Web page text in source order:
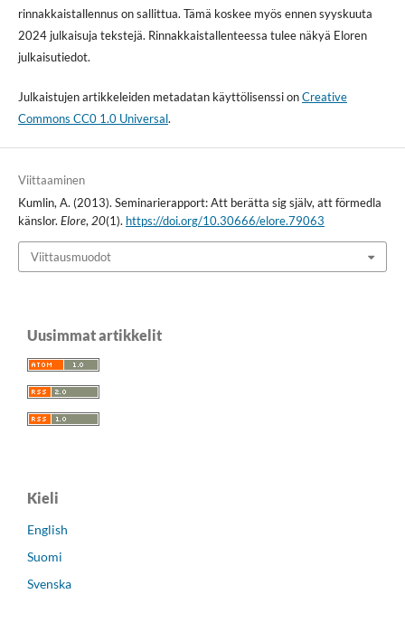
rinnakkaistallennus on sallittua. Tämä koskee myös ennen syyskuuta
2024 julkaisuja tekstejä. Rinnakkaistallenteessa tulee näkyä Eloren
julkaisutiedot.
Julkaistujen artikkeleiden metadatan käyttölisenssi onCreative
Commons CC0 1.0 Universal.
Viittaaminen
Kumlin, A. (2013). Seminarierapport: Att berätta sig själv, att förmedla
känslor. Elore, 20(1). https://doi.org/10.30666/elore.79063
Viittausmuodot
Uusimmat artikkelit
Kieli
English
Suomi
Svenska